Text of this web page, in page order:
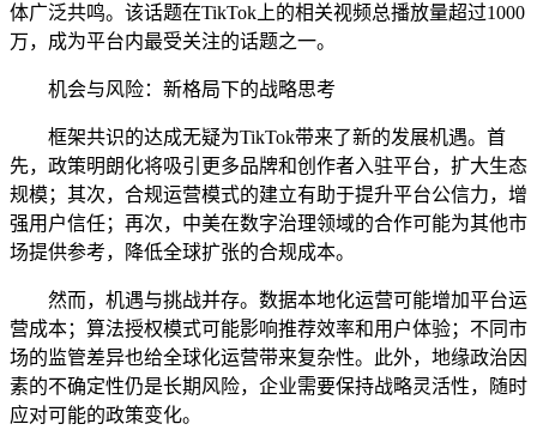
体广泛共鸣。该话题在TikTok上的相关视频总播放量超过1000
万，成为平台内最受关注的话题之一。
机会与风险：新格局下的战略思考
框架共识的达成无疑为TikTok带来了新的发展机遇。首
先，政策明朗化将吸引更多品牌和创作者入驻平台，扩大生态
规模；其次，合规运营模式的建立有助于提升平台公信力，增
强用户信任；再次，中美在数字治理领域的合作可能为其他市
场提供参考，降低全球扩张的合规成本。
然而，机遇与挑战并存。数据本地化运营可能增加平台运
营成本；算法授权模式可能影响推荐效率和用户体验；不同市
场的监管差异也给全球化运营带来复杂性。此外，地缘政治因
素的不确定性仍是长期风险，企业需要保持战略灵活性，随时
应对可能的政策变化。